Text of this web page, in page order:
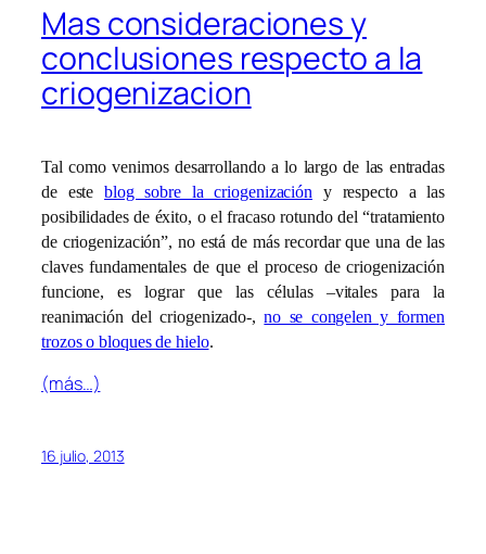
Mas consideraciones y
conclusiones respecto a la
criogenizacion
Tal como venimos desarrollando a lo largo de las entradas
de esteblog sobre la criogenización y respecto a las
posibilidades de éxito, o el fracaso rotundo del “tratamiento
de criogenización”, no está de más recordar que una de las
claves fundamentales de que el proceso de criogenización
funcione, es lograr que las células –vitales para la
reanimación del criogenizado-,no se congelen y formen
trozos o bloques de hielo.
(más…)
16 julio, 2013